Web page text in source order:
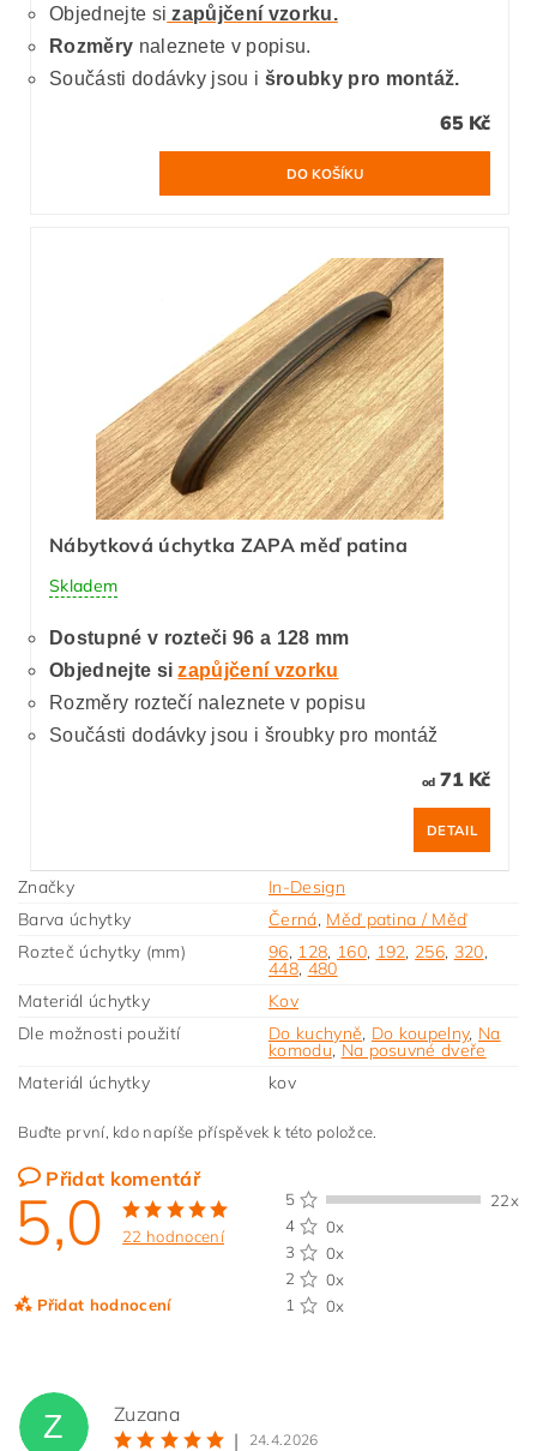
Objednejte si zapůjčení vzorku.
Rozměry naleznete v popisu.
Součásti dodávky jsou i šroubky pro montáž.
65 Kč
Nábytková úchytka ZAPA měď patina
Skladem
Dostupné v rozteči 96 a 128 mm
Objednejte sizapůjčení vzorku
Rozměry roztečí naleznete v popisu
Součásti dodávky jsou i šroubky pro montáž
od71 Kč
DETAIL
Značky
In-Design
Barva úchytky
Černá, Měď patina / Měď
Rozteč úchytky (mm)
96, 128, 160, 192, 256, 320,
448, 480
Materiál úchytky
Kov
Dle možnosti použití
Do kuchyně, Do koupelny, Na
komodu, Na posuvné dveře
Materiál úchytky
kov
Buďte první, kdo napíše příspěvek k této položce.
Přidat komentář
5,0 22 hodnocení
Přidat hodnocení
5
22x
4
0x
3
0x
2
0x
1
0x
Z
Zuzana
|
24.4.2026